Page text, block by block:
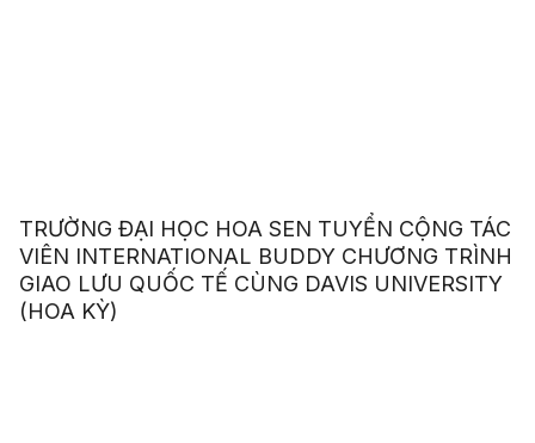
TRƯỜNG ĐẠI HỌC HOA SEN TUYỂN CỘNG TÁC
VIÊN INTERNATIONAL BUDDY CHƯƠNG TRÌNH
GIAO LƯU QUỐC TẾ CÙNG DAVIS UNIVERSITY
(HOA KỲ)